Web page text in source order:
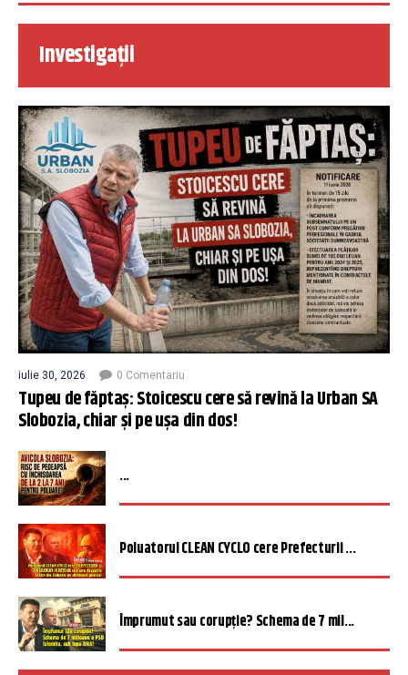
Investigații
iulie 30, 2026 0 Comentariu
Tupeu de făptaș: Stoicescu cere să revină la Urban SA
Slobozia, chiar și pe ușa din dos!
...
Poluatorul CLEAN CYCLO cere Prefecturii ...
Împrumut sau corupție? Schema de 7 mil...